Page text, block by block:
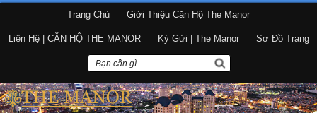
Trang Chủ Giới Thiệu Căn Hộ The Manor
Liên Hệ | CĂN HỘ THE MANOR Ký Gửi | The Manor Sơ Đồ Trang